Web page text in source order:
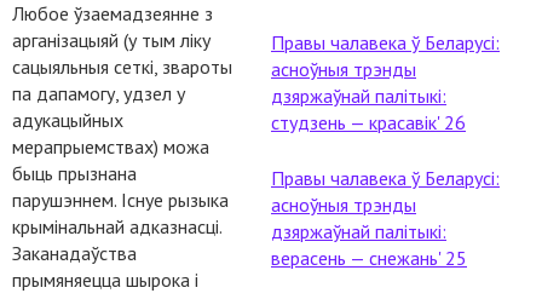
Любое ўзаемадзеянне з
арганізацыяй (у тым ліку
сацыяльныя сеткі, звароты
па дапамогу, удзел у
адукацыйных
мерапрыемствах) можа
быць прызнана
парушэннем. Існуе рызыка
крымінальнай адказнасці.
Заканадаўства
прымяняецца шырока і
Правы чалавека ў Беларусі:
асноўныя трэнды
дзяржаўнай палітыкі:
студзень — красавік' 26
Правы чалавека ў Беларусі:
асноўныя трэнды
дзяржаўнай палітыкі:
верасень — снежань' 25